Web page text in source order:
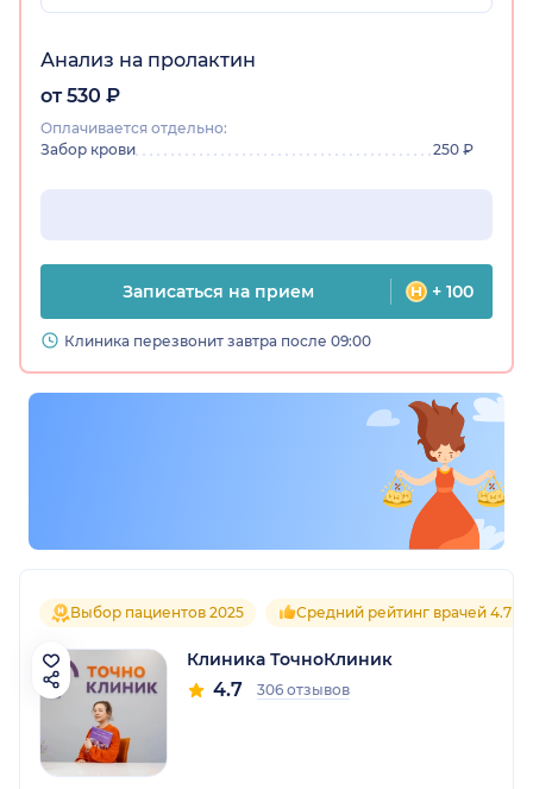
Анализ на пролактин
от 530 ₽
Оплачивается отдельно:
Забор крови
250 ₽
Записаться на прием + 100
Клиника перезвонит завтра после 09:00
Выбор пациентов 2025 Средний рейтинг врачей 4.7
Клиника ТочноКлиник
4.7 306 отзывов